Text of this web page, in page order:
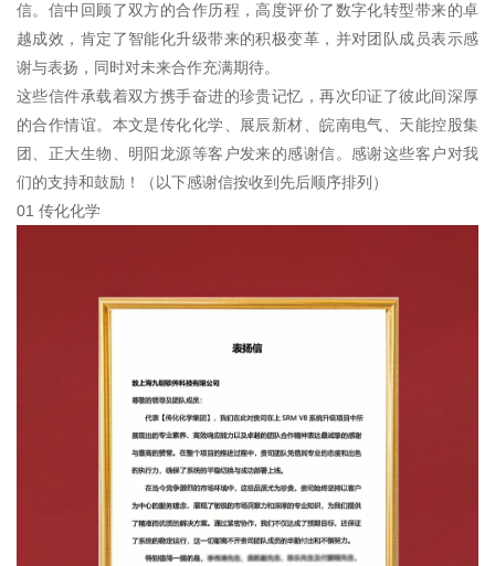
信。信中回顾了双方的合作历程，高度评价了数字化转型带来的卓
越成效，肯定了智能化升级带来的积极变革，并对团队成员表示感
谢与表扬，同时对未来合作充满期待。
这些信件承载着双方携手奋进的珍贵记忆，再次印证了彼此间深厚
的合作情谊。本文是传化化学、展辰新材、皖南电气、天能控股集
团、正大生物、明阳龙源等客户发来的感谢信。感谢这些客户对我
们的支持和鼓励！（以下感谢信按收到先后顺序排列）
01 传化化学